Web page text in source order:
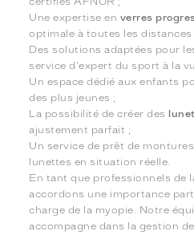
Une expertise en verres
optimale à toutes les distances
Des solutions adaptées pour
service d'expert du sport à la
Un espace dédié aux enfants
des plus jeunes ;
La possibilité de créer des
ajustement parfait ;
Un service de prêt de
lunettes en situation réelle.
En tant que professionnels de
accordons une importance
charge de la myopie. Notre
accompagne dans la gestion